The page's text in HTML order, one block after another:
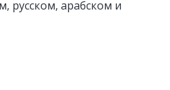
русском, арабском и